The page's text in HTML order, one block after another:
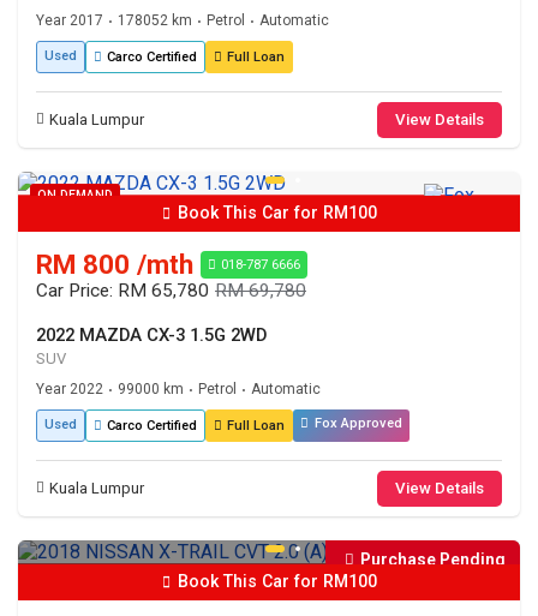
Year 2017 • 178052 km • Petrol • Automatic
Used Carco Certified Full Loan
Kuala Lumpur View Details
ON DEMAND
Book This Car for RM100
RM 800 /mth 018-787 6666
Car Price: RM 65,780 RM 69,780
2022 MAZDA CX-3 1.5G 2WD
SUV
Year 2022 • 99000 km • Petrol • Automatic
Used Carco Certified Full Loan Fox Approved
Kuala Lumpur View Details
Purchase Pending
Book This Car for RM100